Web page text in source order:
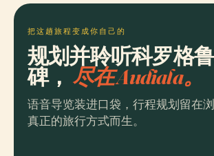
把这趟旅程变成你自己的
规划并聆听科罗格
碑， 尽在 Audiala。
语音导览装进口袋，行程规划留在
真正的旅行方式而生。